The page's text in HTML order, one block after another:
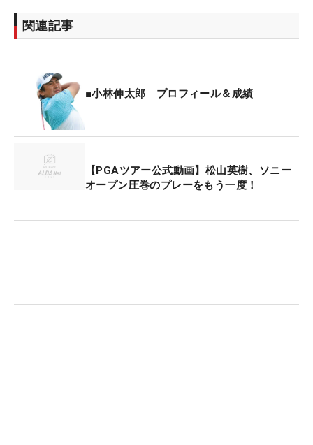
金王に輝いた。ケーオカンジャナと桂川が23歳。ジ
ュヒョンはまだ19歳だ。
若手の躍進を受けて、小林も今大会の重要性を改め
て認識したという。「日本国内にはこういう大会は
ないですし、世界のトップレベルを間近で見ること
もできる。コースも日本にはないレイアウトで、タ
るレベルの日本人選手、第二の松山英樹を育てるべ
きだと思います」と、東北福祉大学の後輩を引き合
関連記事
■小林伸太郎 プロフィール＆成績
【PGAツアー公式動画】松山英樹、ソニー
オープン圧巻のプレーをもう一度！